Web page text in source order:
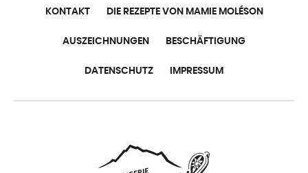
KONTAKT DIE REZEPTE VON MAMIE MOLÉSON
AUSZEICHNUNGEN BESCHÄFTIGUNG
DATENSCHUTZ IMPRESSUM